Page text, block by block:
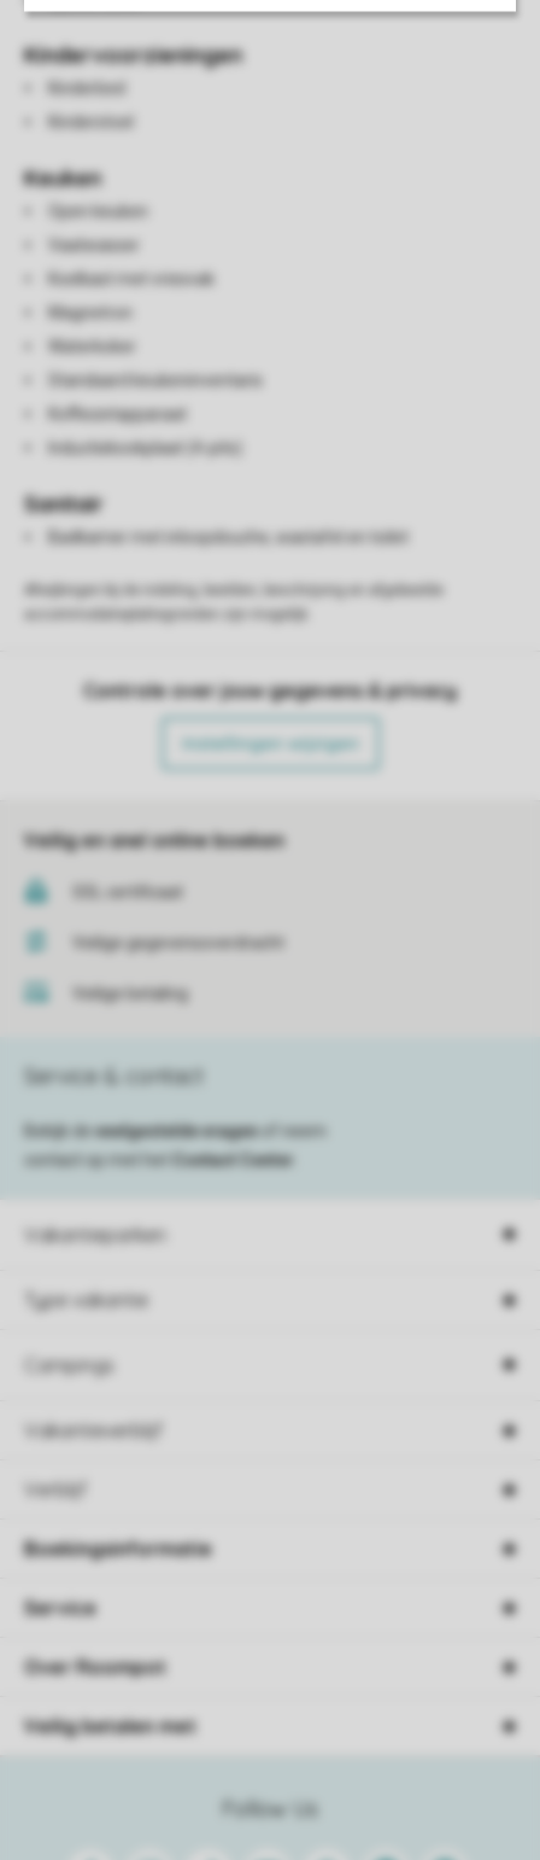
Kindervoorzieningen
Kinderbed
Kinderstoel
Keuken
Open keuken
Vaatwasser
Koelkast met vriesvak
Magnetron
Waterkoker
Standaard keukeninventaris
Koffiezetapparaat
Inductiekookplaat (4-pits)
Sanitair
Badkamer met inloopdouche, wastafel en toilet
Controle over jouw gegevens & privacy
Instellingen wijzigen
Veilig en snel online boeken
SSL certificaat
Veilige gegevensoverdracht
Veilige betaling
Vakantieparken
Type vakantie
Campings
Vakantieverblijf
Verblijf
Service & contact
Bekijk de veelgestelde vragen
of neem
contact op met het
Contact Center
Follow Us
Boekingsinformatie
Service
Over Roompot
Veilig betalen met